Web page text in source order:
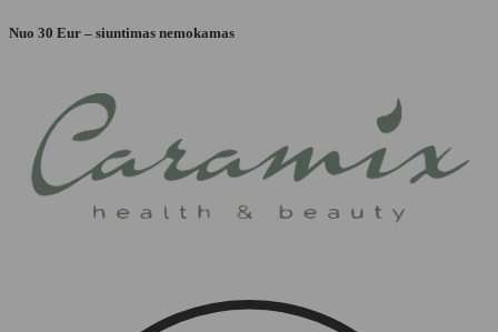
Eiti
Nuo 30 Eur – siuntimas nemokamas